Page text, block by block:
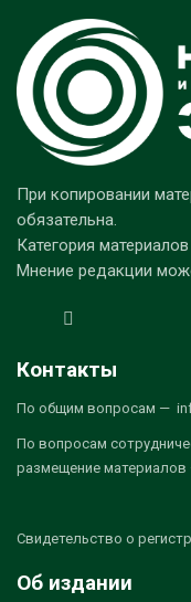
При копировании
обязательна.
Категория
Мнение редакции
Контакты
По общим вопросам —
По вопросам
размещение материалов
Свидетельство о
Об издании